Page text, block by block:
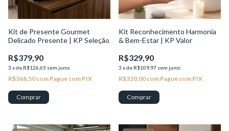
Kit de Presente Gourmet
Delicado Presente | KP Seleção
R$379,90
3 xde R$126,63 sem juros
R$368,50com Pague com PIX
Kit Reconhecimento Harmonia
& Bem-Estar | KP Valor
R$329,90
3 xde R$109,97 sem juros
R$320,00com Pague com PIX